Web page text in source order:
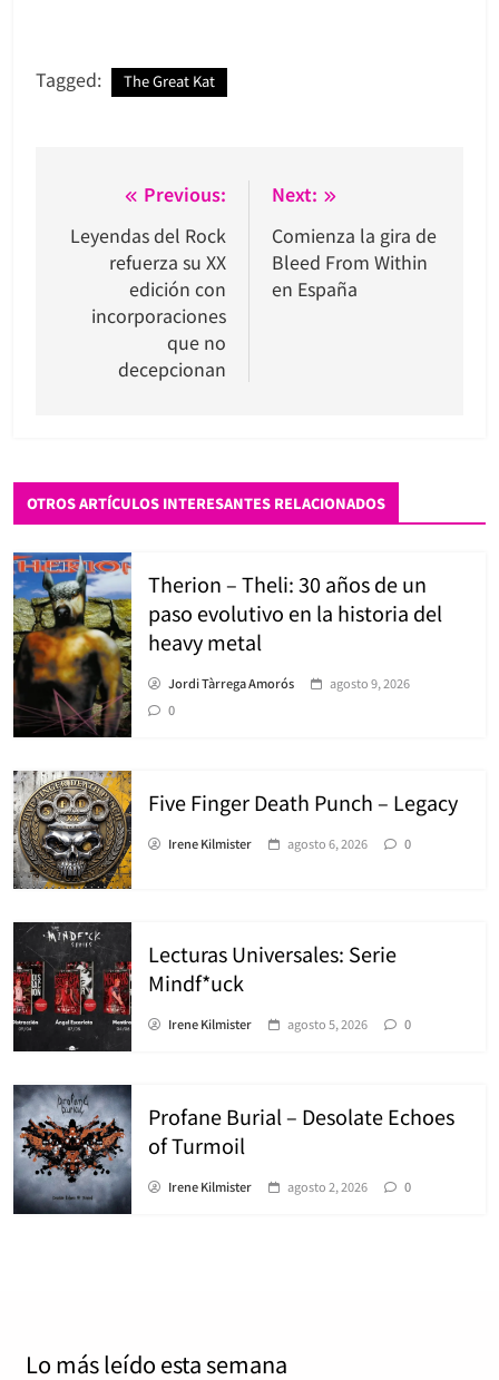
Tagged: The Great Kat
Navegación
de
entradas
Previous:
Leyendas del Rock
refuerza su XX
edición con
incorporaciones
que no
decepcionan
Next:
Comienza la gira de
Bleed From Within
en España
OTROS ARTÍCULOS INTERESANTES RELACIONADOS
Therion – Theli: 30 años de un
paso evolutivo en la historia del
heavy metal
Jordi Tàrrega Amorós
agosto 9, 2026
0
Five Finger Death Punch – Legacy
Irene Kilmister agosto 6, 2026 0
Lecturas Universales: Serie
Mindf*uck
Irene Kilmister agosto 5, 2026 0
Profane Burial – Desolate Echoes
of Turmoil
Irene Kilmister agosto 2, 2026 0
Lo más leído esta semana